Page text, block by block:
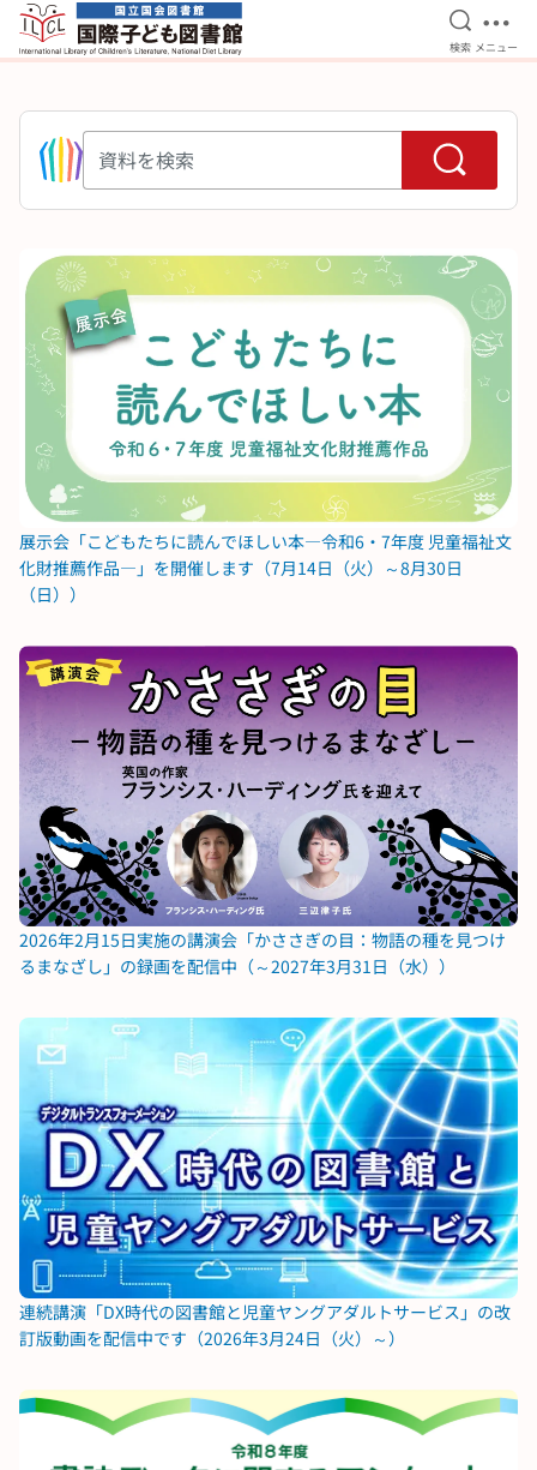
本文へ移動
検索を
検索 メ
メニュー
展示会「こどもたちに読んでほしい本―令和6・7年度 児童福祉文
化財推薦作品―」を開催します（7月14日（火）～8月30日
（日））
2026年2月15日実施の講演会「かささぎの目：物語の種を見つけ
るまなざし」の録画を配信中（～2027年3月31日（水））
連続講演「DX時代の図書館と児童ヤングアダルトサービス」の改
訂版動画を配信中です（2026年3月24日（火）～）